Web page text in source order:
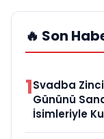
🔥 Son
1Svadba
Gününü
İsimleriyle